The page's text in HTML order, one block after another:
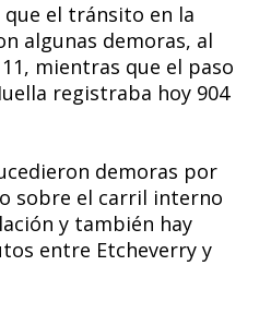
el tránsito en la
algunas demoras, al
mientras que el paso
registraba hoy 904
demoras por
sobre el carril interno
y también hay
entre Etcheverry y